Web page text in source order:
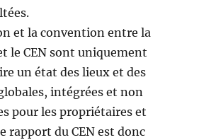
et la convention entre la
le CEN sont uniquement
un état des lieux et des
intégrées et non
pour les propriétaires et
rapport du CEN est donc